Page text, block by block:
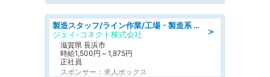
＞
製造スタッフ/ライン作業/工場・製造系 エンジン部品の機械加工/未経験可/昼食代無料
ジェイ-コネクト株式会社
滋賀県 長浜市
時給1,500円～1,875円
正社員
スポンサー：求人ボックス